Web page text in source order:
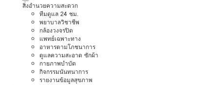
สิ่งอำนวยความสะดวก
ทีมดูแล 24 ชม.
พยาบาลวิชาชีพ
กล้องวงจรปิด
แพทย์เฉพาะทาง
อาหารตามโภชนาการ
ดูแลความสะอาด ซักผ้า
กายภาพบำบัด
กิจกรรมนันทนาการ
รายงานข้อมูลสุขภาพ